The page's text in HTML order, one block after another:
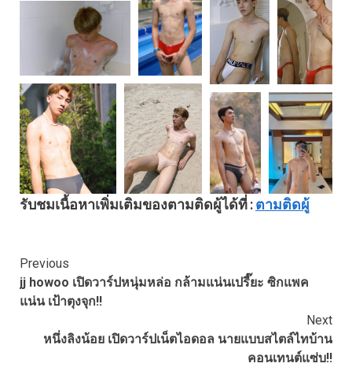
รับชมเนื้อหาเพิ่มเติมของตามติดผู้ได้ที่ :ตามติดผู้
Continue
Reading
Previous
jj howoo เปิดวาร์ปหนุ่มหล่อ กล้ามแน่นเปรี๊ยะ ซิกแพค
แน่น เป้าตุงจุก!!
Next
หนึ่งลิงน้อย เปิดวาร์ปเน็ตไอดอล นายแบบสไตล์ไทบ้าน
คอนเทนต์แซ่บ!!